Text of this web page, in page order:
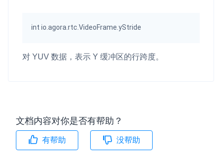
int io.agora.rtc.VideoFrame.yStride
对 YUV 数据，表示 Y 缓冲区的行跨度。
文档内容对你是否有帮助？
有帮助 没帮助